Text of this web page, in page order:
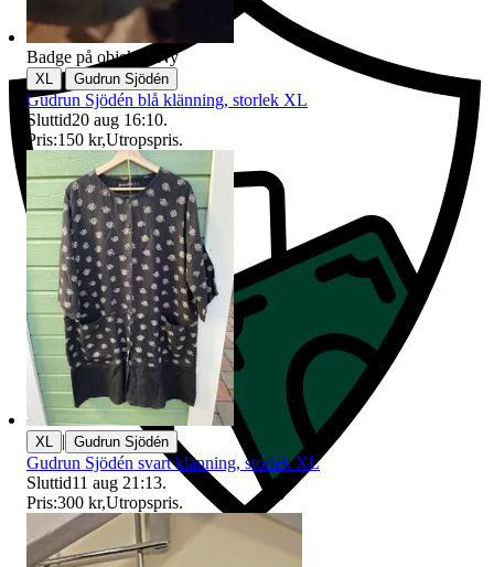
Badge på objektet: Ny
XL | Gudrun Sjödén
Gudrun Sjödén blå klänning, storlek XL
Sluttid20 aug 16:10.
Pris:150 kr,Utropspris.
XL | Gudrun Sjödén
Gudrun Sjödén svart klänning, storlek XL
Sluttid11 aug 21:13.
Pris:300 kr,Utropspris.